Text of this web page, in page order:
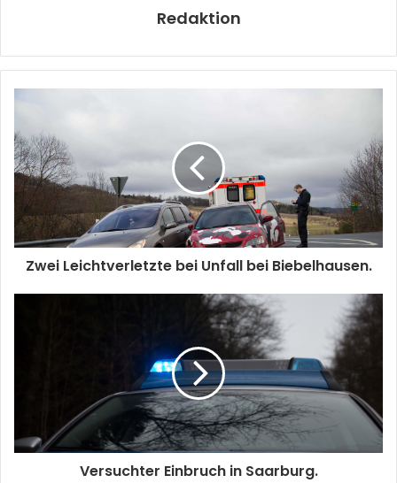
Redaktion
Zwei Leichtverletzte bei Unfall bei Biebelhausen.
Versuchter Einbruch in Saarburg.